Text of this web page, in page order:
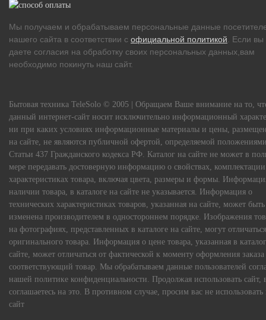
Мы получаем и обрабатываем персональные данные
нашего сайта в соответствии с официальной политикой. Если вы
даете согласия на обработку своих персональных данных,вам
необходимо покинуть наш сайт.
Бытовая техника TeleSolo © 2005 | Обращаем Ваше внимание на то,
данный интернет-сайт носит исключительно информационный
ни при каких условиях информационные материалы и цены,
на сайте, не являются публичной офертой, определяемой
Статьи 437 Гражданского кодекса РФ. Каталог на сайте не может в
мере передавать достоверную информацию о свойствах,
характеристиках товара, включая цвета, размеры и формы.
наличии товара, в каталоге на сайте не указывается. Информация о
технических характеристиках товаров, указанная на сайте, может быть
изменена производителем в одностороннем порядке. Изображения
на фотографиях, представленных в каталоге на сайте, могут
оригинального товара. Информация о цене товара, указанная в
сайте, может отличаться от фактической к моменту оформления заказа
соответствующий товар. Мы обрабатываем данные пользователей
нашей политике конфиденциальности. Продолжая использовать сайт,
соглашаетесь на это. В противном случае, просим вас не
сайт